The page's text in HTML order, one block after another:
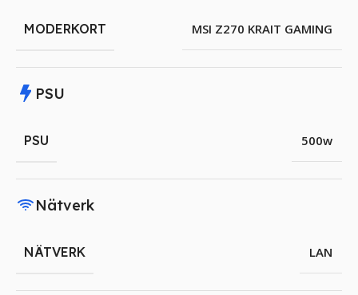
MODERKORT MSI Z270 KRAIT GAMING
PSU
PSU 500w
Nätverk
NÄTVERK LAN